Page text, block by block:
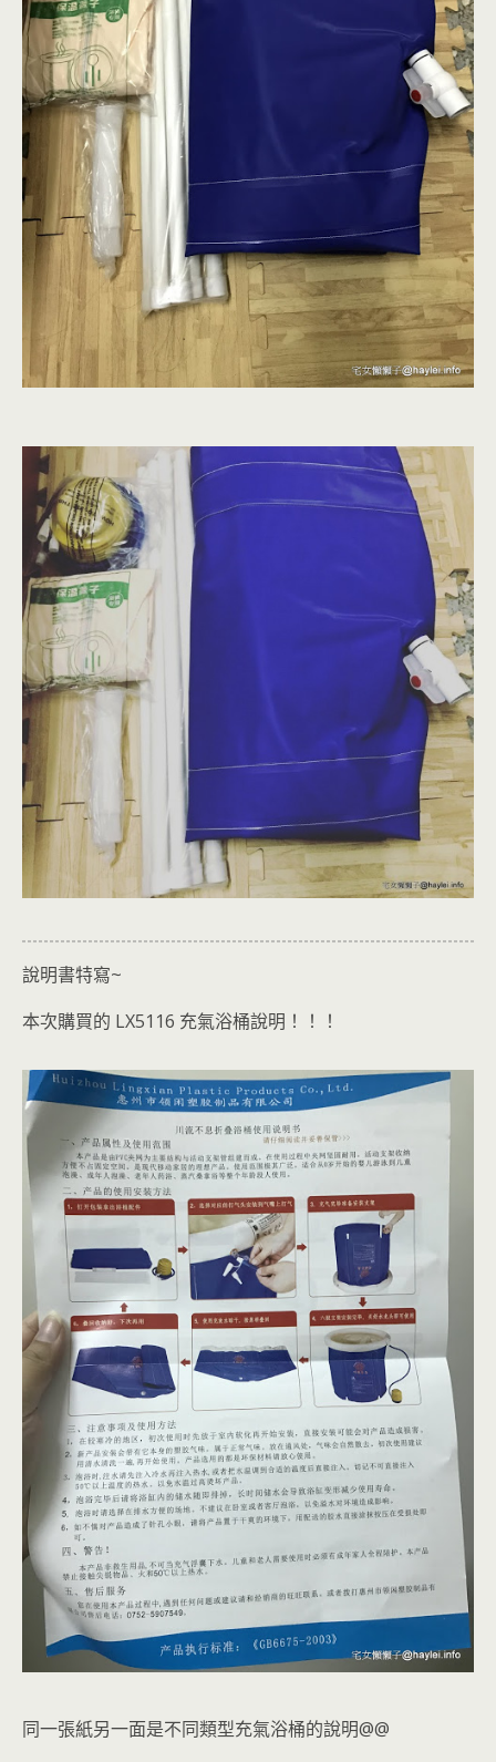
說明書特寫~
本次購買的 LX5116 充氣浴桶說明！！！
同一張紙另一面是不同類型充氣浴桶的說明@@